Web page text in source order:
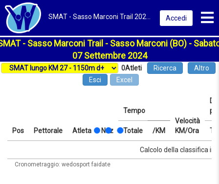
Accedi
- Sasso Marconi Trail - Sasso Marconi (BO) -
07 Settembre 2024
0Atleti Ricerca
Altro
Esci
Excel
Pos Pettorale Atleta Naz
Tempo
Velocità
KM/Ora
Totale /KM
Tempo
Velocità
Totale /KM
Calcolo della classifica in
Cronometraggio: wedosport faidate